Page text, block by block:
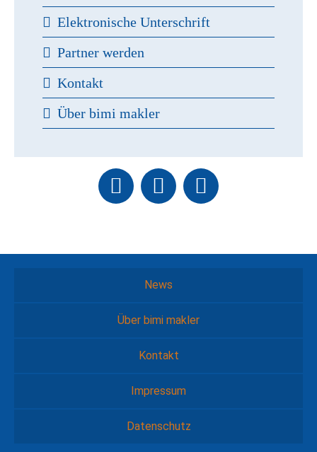
Elektronische Unterschrift
Partner werden
Kontakt
Über bimi makler
News
Über bimi makler
Kontakt
Impressum
Datenschutz